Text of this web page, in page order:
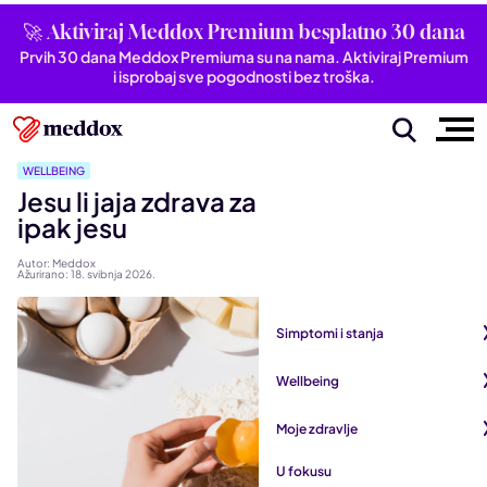
🚀 Aktiviraj Meddox Premium besplatno 30 dana
Prvih 30 dana Meddox Premiuma su na nama. Aktiviraj Premium
i isprobaj sve pogodnosti bez troška.
Simptomi i stanja
Bubrezi i mokraćni sustav
Dišni sustav
Wellbeing
Moje zdravlje
Pogledaj sve iz kategorije
U fokusu
WELLBEING
Jesu li jaja zdrava za srce? Izgleda da
ipak jesu
Autor: Meddox
Ažurirano: 18. svibnja 2026.